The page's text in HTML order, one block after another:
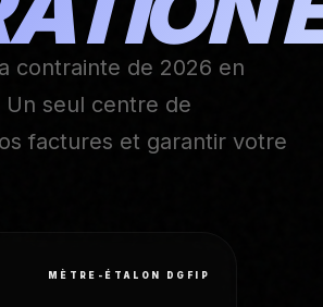
contrainte de 2026 en
seul centre de
factures et garantir votre
MÈTRE-ÉTALON DGFIP